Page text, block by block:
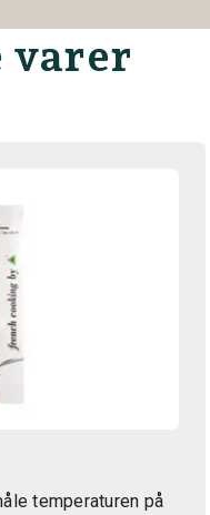
varer
temperaturen på